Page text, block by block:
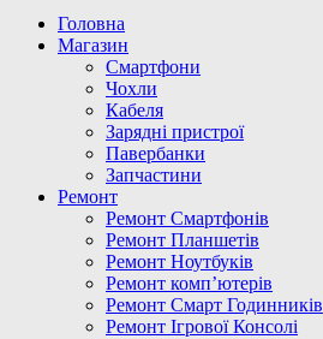
Головна
Магазин
Смартфони
Чохли
Кабеля
Зарядні пристрої
Павербанки
Запчастини
Ремонт
Ремонт Смартфонів
Ремонт Планшетів
Ремонт Ноутбуків
Ремонт комп’ютерів
Ремонт Смарт Годинників
Ремонт Ігрової Консолі